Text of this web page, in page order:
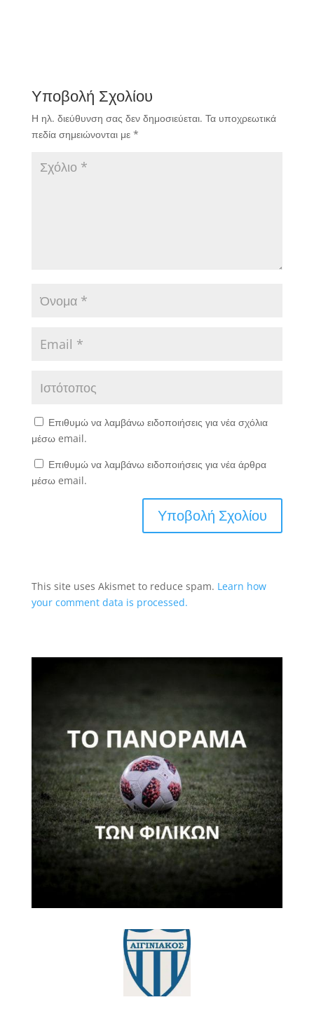
Υποβολή Σχολίου
Η ηλ. διεύθυνση σας δεν δημοσιεύεται. Τα υποχρεωτικά
πεδία σημειώνονται με *
Επιθυμώ να λαμβάνω ειδοποιήσεις για νέα σχόλια
μέσω email.
Επιθυμώ να λαμβάνω ειδοποιήσεις για νέα άρθρα
μέσω email.
This site uses Akismet to reduce spam. Learn how
your comment data is processed.